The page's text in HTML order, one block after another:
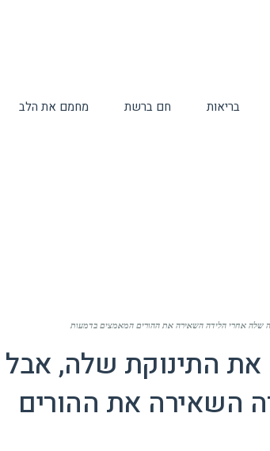
בריאות חם ברשת מחמם את הלב
מסרה את התינוקת שלה, אבל
השאירה את ההורים